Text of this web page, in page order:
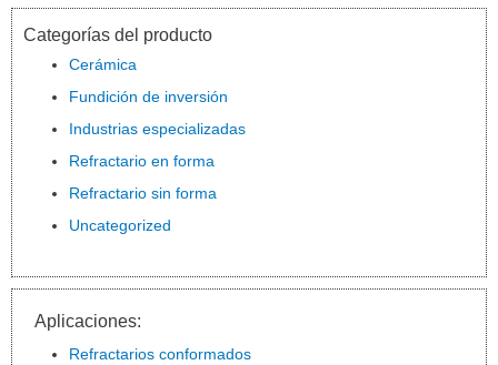
Categorías del producto
Cerámica
Fundición de inversión
Industrias especializadas
Refractario en forma
Refractario sin forma
Uncategorized
Aplicaciones:
Refractarios conformados